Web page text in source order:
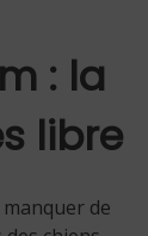
: la
libre
de